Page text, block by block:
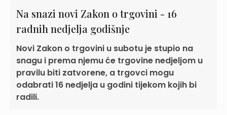
Na snazi novi Zakon o trgovini - 16
radnih nedjelja godišnje
Novi Zakon o trgovini u subotu je stupio na
snagu i prema njemu će trgovine nedjeljom u
pravilu biti zatvorene, a trgovci mogu
odabrati 16 nedjelja u godini tijekom kojih bi
radili.